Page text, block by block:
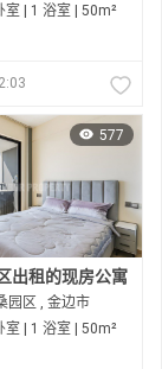
室 | 1 浴室 | 50m²
577
出租的现房公寓
园区 , 金边市
室 | 1 浴室 | 50m²